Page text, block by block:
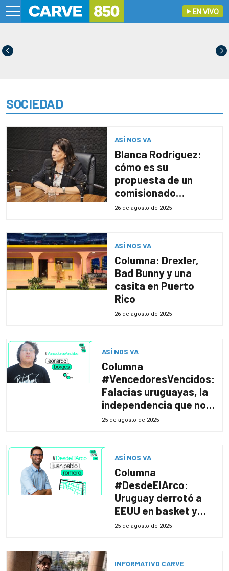
EN VIVO
SOCIEDAD
ASÍ NOS VA
Blanca Rodríguez:
cómo es su
propuesta de un
comisionado
parlamentario
y la adolescencia»
26 de agosto de 2025
ASÍ NOS VA
Columna: Drexler,
Bad Bunny y una
casita en Puerto
Rico
26 de agosto de 2025
ASÍ NOS VA
Columna
#VencedoresVencidos:
Falacias uruguayas, la
independencia que no
fue
25 de agosto de 2025
ASÍ NOS VA
Columna
#DesdeElArco:
Uruguay derrotó a
EEUU en basket y
qué dejó la fecha del
25 de agosto de 2025
INFORMATIVO CARVE